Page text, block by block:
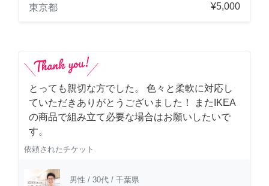
東京都
¥5,000
とっても親切な方でした。 色々と柔軟に対応し
ていただきありがとうございました！ またIKEA
の商品で組み立て必要な場合はお願いしたいで
す。
依頼されたチケット
男性 / 30代 / 千葉県